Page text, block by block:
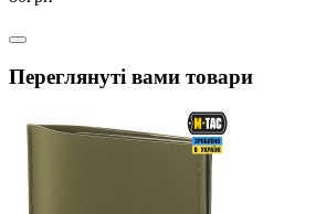
Переглянуті вами товари